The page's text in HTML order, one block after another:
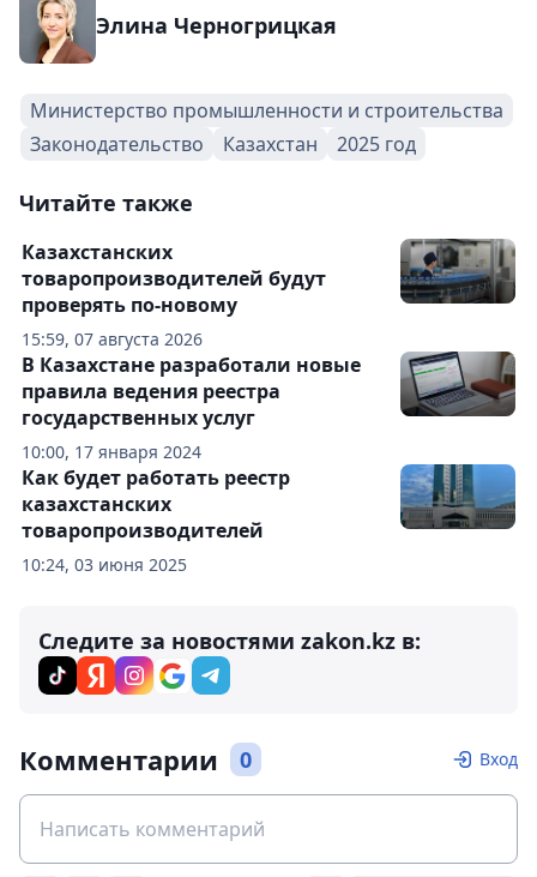
Элина Черногрицкая
Министерство промышленности и строительства
Законодательство
Казахстан 2025 год
Читайте также
15:59, 07 августа 2026
Казахстанских
товаропроизводителей будут
проверять по-новому
10:00, 17 января 2024
В Казахстане разработали новые
правила ведения реестра
государственных услуг
10:24, 03 июня 2025
Как будет работать реестр
казахстанских
товаропроизводителей
Следите за новостями zakon.kz в:
Комментарии 0 Вход